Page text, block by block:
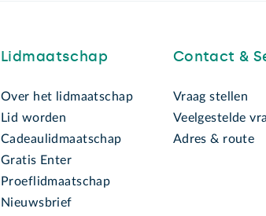
Lidmaatschap
Over het lidmaatschap
Lid worden
Cadeaulidmaatschap
Gratis Enter
Proeflidmaatschap
Nieuwsbrief
Contact &
Vraag stellen
Veelgestelde
Adres & route